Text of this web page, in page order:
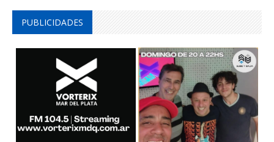
PUBLICIDADES